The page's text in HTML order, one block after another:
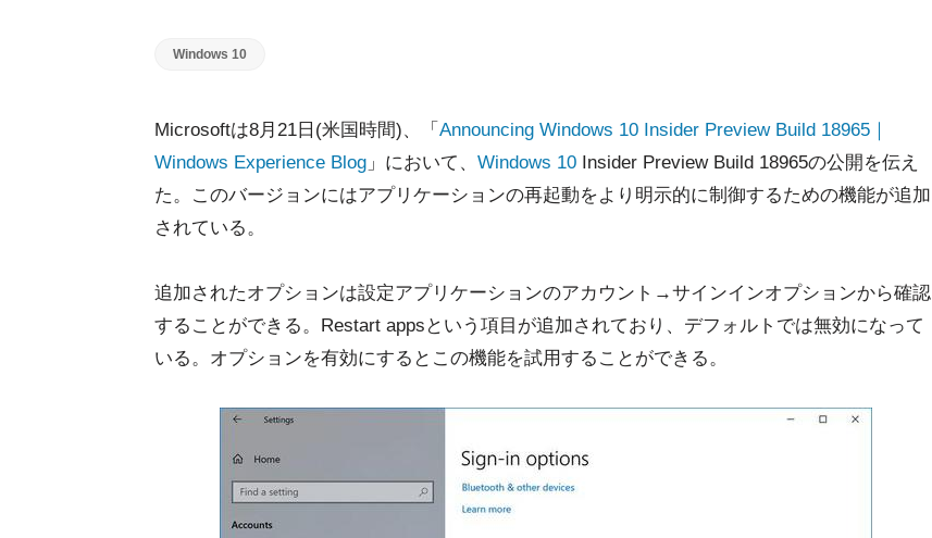
Windows 10
Microsoftは8月21日(米国時間)、「 Announcing Windows 10 Insider Preview Build 18965｜
Windows Experience Blog 」において、 Windows 10 Insider Preview Build 18965の公開を伝え
た。このバージョンにはアプリケーションの再起動をより明示的に制御するための機能が追加
されている。
追加されたオプションは設定アプリケーションのアカウント→サインインオプションから確認
することができる。Restart appsという項目が追加されており、デフォルトでは無効になって
いる。オプションを有効にするとこの機能を試用することができる。